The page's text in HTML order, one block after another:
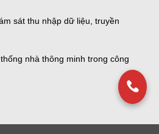
sát thu nhập dữ liệu, truyền
nhà thông minh trong công